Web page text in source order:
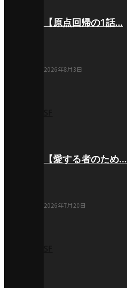
【原点回帰の1話…
2026年8月3日
【愛する者のため…
2026年7月20日